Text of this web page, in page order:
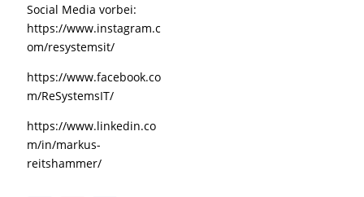
Social Media vorbei:
https://www.instagram.c
om/resystemsit/
https://www.facebook.co
m/ReSystemsIT/
https://www.linkedin.co
m/in/markus-
reitshammer/